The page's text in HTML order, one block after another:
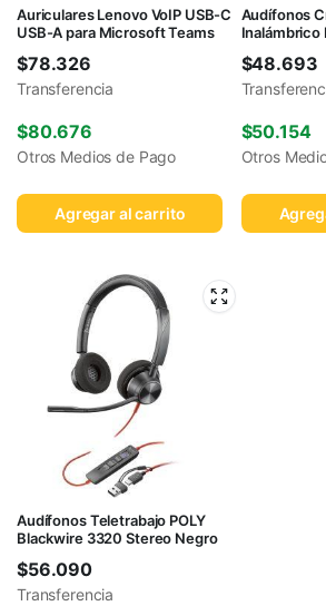
Auriculares Lenovo VoIP USB-C
USB-A para Microsoft Teams
$78.326
Transferencia
$80.676
Otros Medios de Pago
Agregar al carrito
Audífonos
Inalámbrico
$48.693
$50.154
Otros
Audífonos Teletrabajo POLY
Blackwire 3320 Stereo Negro
$56.090
Transferencia